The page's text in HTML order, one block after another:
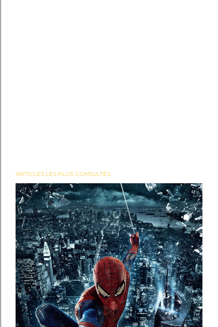
ARTICLES LES PLUS CONSULTÉS